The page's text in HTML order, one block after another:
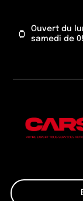
contenu
Ouvert du
samedi de